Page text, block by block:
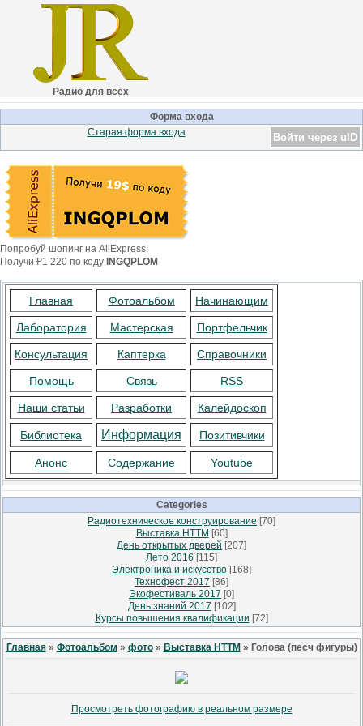
Радио для всех
Форма входа
Войти через uID
Старая форма входа
Попробуй шопинг на AliExpress!
Получи ₽1 220 по коду INGQPLOM
Главная Фотоальбом Начинающим
Лаборатория Мастерская Портфельчик
Консультация Каптерка Справочники
Помощь Связь RSS
Наши статьи Разработки Калейдоскоп
Библиотека Информация Позитивчики
Анонс Содержание Youtube
Categories
Радиотехническое конструирование [70]
Выставка НТТМ [60]
День открытых дверей [207]
Лето 2016 [115]
Электроника и искусство [168]
Технофест 2017 [86]
Экофестиваль 2017 [0]
День знаний 2017 [102]
Курсы повышения квалификации [72]
Главная» Фотоальбом » фото» Выставка НТТМ » Голова (песч фигуры)
Просмотреть фотографию в реальном размере